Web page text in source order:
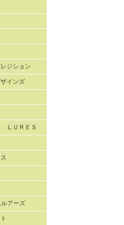
ジション
インズ
ＬＵＲＥＳ
ルアーズ